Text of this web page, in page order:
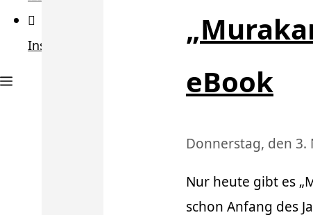
Instagram
eBook
Donnerstag, den 3.
Nur heute gibt es
schon Anfang des